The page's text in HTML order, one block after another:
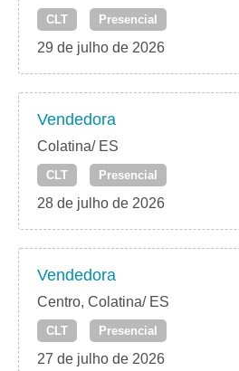
CLT Presencial
29 de julho de 2026
Vendedora
Colatina/ ES
CLT Presencial
28 de julho de 2026
Vendedora
Centro, Colatina/ ES
CLT Presencial
27 de julho de 2026